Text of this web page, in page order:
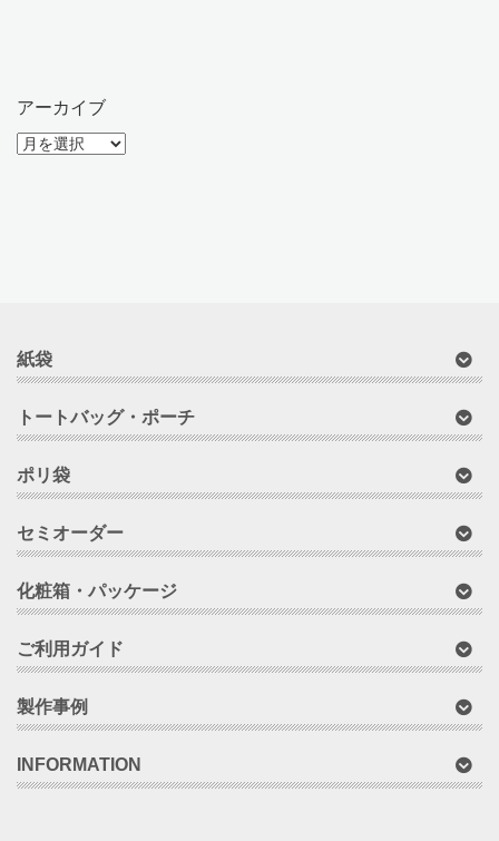
アーカイブ
ア
紙袋
トートバッグ・ポーチ
ポリ袋
セミオーダー
化粧箱・パッケージ
ご利用ガイド
製作事例
INFORMATION